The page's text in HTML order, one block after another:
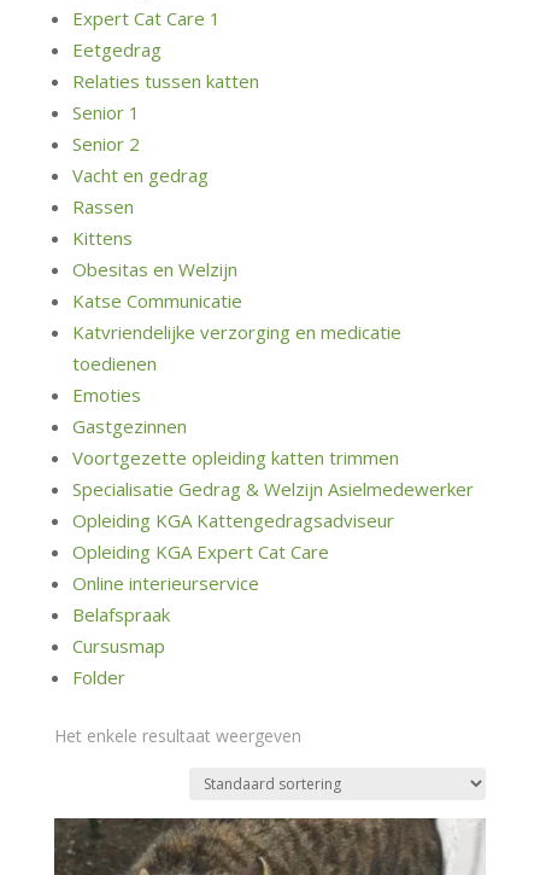
Expert Cat Care 1
Eetgedrag
Relaties tussen katten
Senior 1
Senior 2
Vacht en gedrag
Rassen
Kittens
Obesitas en Welzijn
Katse Communicatie
Katvriendelijke verzorging en medicatie
toedienen
Emoties
Gastgezinnen
Voortgezette opleiding katten trimmen
Specialisatie Gedrag & Welzijn Asielmedewerker
Opleiding KGA Kattengedragsadviseur
Opleiding KGA Expert Cat Care
Online interieurservice
Belafspraak
Cursusmap
Folder
Het enkele resultaat weergeven